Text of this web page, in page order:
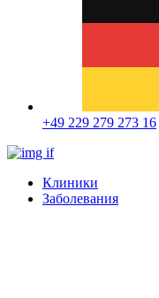
+49 229 279 273 16
Клиники
Заболевания